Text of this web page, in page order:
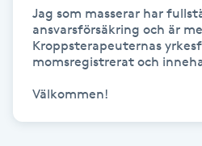
Gravidmassage
Gravidyoga
Jag som masserar har
ansvarsförsäkring och är
Kroppsterapeuternas
momsregistrerat och